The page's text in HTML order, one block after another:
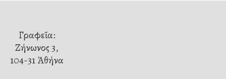
Γραφεῖα:
Ζήνωνος 3,
104-31 Ἀθήνα